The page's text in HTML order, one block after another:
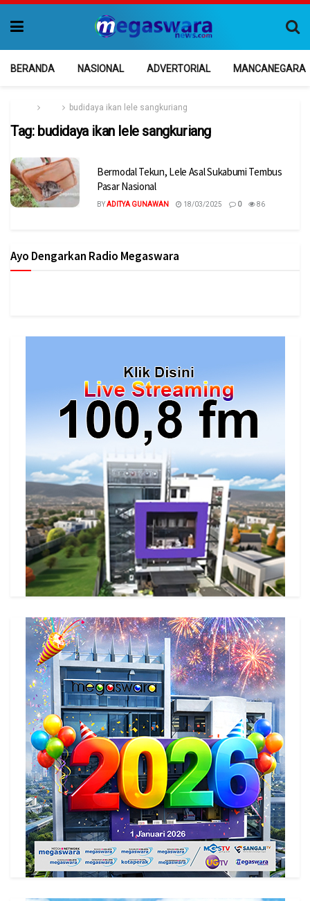
BERANDA NASIONAL ADVERTORIAL MANCANEGARA
budidaya ikan lele sangkuriang
Tag: budidaya ikan lele sangkuriang
Bermodal Tekun, Lele Asal Sukabumi Tembus
Pasar Nasional
BYADITYA GUNAWAN 18/03/2025 0 86
Ayo Dengarkan Radio Megaswara